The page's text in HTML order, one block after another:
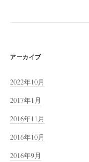
アーカイブ
2022年10月
2017年1月
2016年11月
2016年10月
2016年9月